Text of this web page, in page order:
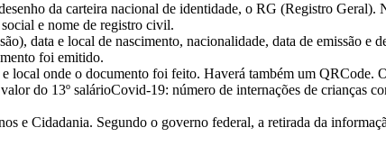
da carteira nacional de identidade, o RG (Registro Geral).
e nome de registro civil.
data e local de nascimento, nacionalidade, data de emissão e
foi emitido.
local onde o documento foi feito. Haverá também um QRCode.
do 13º salárioCovid-19: número de internações de crianças
e Cidadania. Segundo o governo federal, a retirada da